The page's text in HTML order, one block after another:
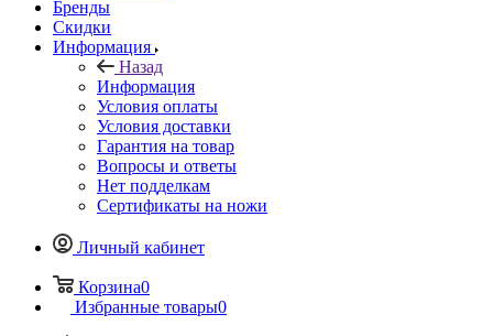
Бренды
Скидки
Информация
Назад
Информация
Условия оплаты
Условия доставки
Гарантия на товар
Вопросы и ответы
Нет подделкам
Сертификаты на ножи
Личный кабинет
Корзина0
Избранные товары0